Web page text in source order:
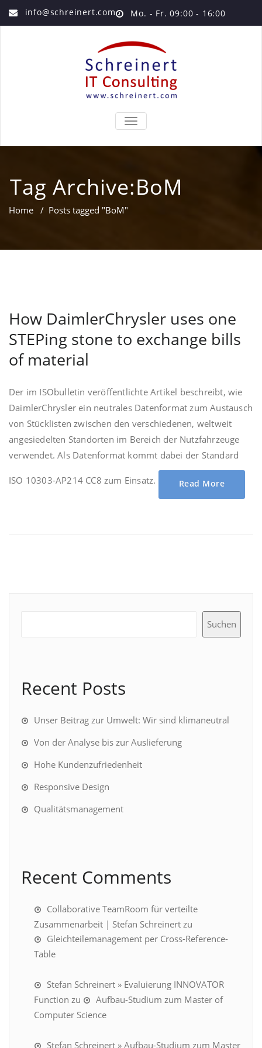
info@schreinert.com Mo. - Fr. 09:00 - 16:00
TOGGLE
Tag Archive:BoM
Home / Posts tagged "BoM"
How DaimlerChrysler uses one
STEPing stone to exchange bills
of material
Der im ISObulletin veröffentlichte Artikel beschreibt, wie
DaimlerChrysler ein neutrales Datenformat zum Austausch
von Stücklisten zwischen den verschiedenen, weltweit
angesiedelten Standorten im Bereich der Nutzfahrzeuge
verwendet. Als Datenformat kommt dabei der Standard
ISO 10303-AP214 CC8 zum Einsatz. Read More
Suchen
Recent Posts
Unser Beitrag zur Umwelt: Wir sind klimaneutral
Von der Analyse bis zur Auslieferung
Hohe Kundenzufriedenheit
Responsive Design
Qualitätsmanagement
Recent Comments
Collaborative TeamRoom für verteilte
Zusammenarbeit | Stefan Schreinert zu
Gleichteilemanagement per Cross-Reference-
Table
Stefan Schreinert » Evaluierung INNOVATOR
Function zu
Aufbau-Studium zum Master of
Computer Science
Stefan Schreinert » Aufbau-Studium zum Master